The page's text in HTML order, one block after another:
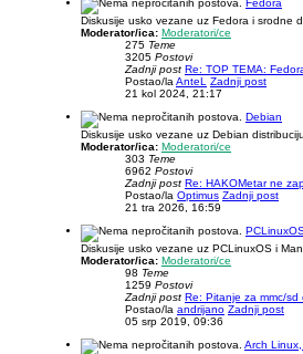
Fedora
Diskusije usko vezane uz Fedora i srodne
Moderator/ica: Moderatori/ce
275 Teme
3205 Postovi
Zadnji post Re: TOP TEMA:
Postao/la AnteL
Zadnji post
21 kol 2024, 21:17
Debian
Diskusije usko vezane uz Debian distribuciju.
Moderator/ica: Moderatori/ce
303 Teme
6962 Postovi
Zadnji post Re: HAKOMetar ne
Postao/la Optimus Zadnji post
21 tra 2026, 16:59
Diskusije usko vezane uz PCLinuxOS i
Moderator/ica: Moderatori/ce
98 Teme
1259 Postovi
Zadnji post Re: Pitanje za mmc/sd
Postao/la andrijano Zadnji post
05 srp 2019, 09:36
Arch Linux,